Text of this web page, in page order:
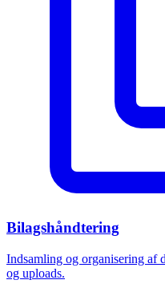
Bilagshåndtering
Indsamling og organisering af
og uploads.